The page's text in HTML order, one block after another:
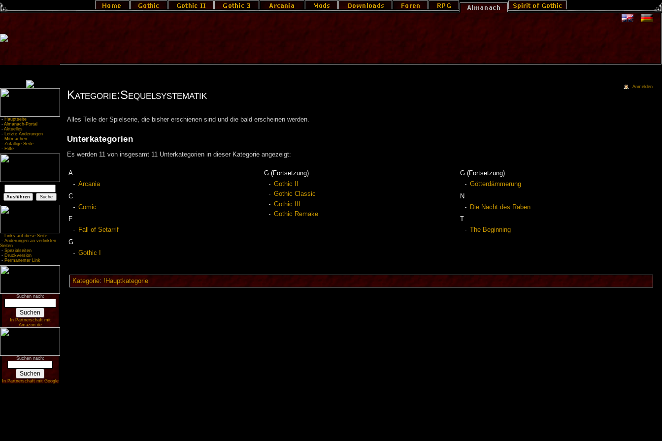
- Hauptseite
- Almanach-Portal
- Aktuelles
- Letzte Änderungen
- Mitmachen
- Zufällige Seite
- Hilfe
- Links auf diese Seite
- Änderungen an verlinkten
Seiten
- Spezialseiten
- Druckversion
- Permanenter Link
Suchen nach:
In Partnerschaft mit
Amazon.de
Suchen nach:
In Partnerschaft mit Google
Kategorie:Sequelsystematik
Alles Teile der Spielserie, die bisher erschienen sind und die bald erscheinen werden.
Unterkategorien
Es werden 11 von insgesamt 11 Unterkategorien in dieser Kategorie angezeigt:
A
Arcania
C
Comic
F
Fall of Setarrif
G
Gothic I
G (Fortsetzung)
Gothic II
Gothic Classic
Gothic III
Gothic Remake
G (Fortsetzung)
Götterdämmerung
N
Die Nacht des Raben
The Beginning
Kategorie: !Hauptkategorie
Anmelden